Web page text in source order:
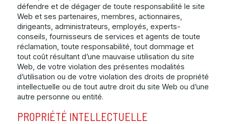
défendre et de dégager de toute responsabilité le site
Web et ses partenaires, membres, actionnaires,
dirigeants, administrateurs, employés, experts-
conseils, fournisseurs de services et agents de toute
réclamation, toute responsabilité, tout dommage et
tout coût résultant d’une mauvaise utilisation du site
Web, de votre violation des présentes modalités
d’utilisation ou de votre violation des droits de propriété
intellectuelle ou de tout autre droit du site Web ou d’une
autre personne ou entité.
PROPRIÉTÉ INTELLECTUELLE